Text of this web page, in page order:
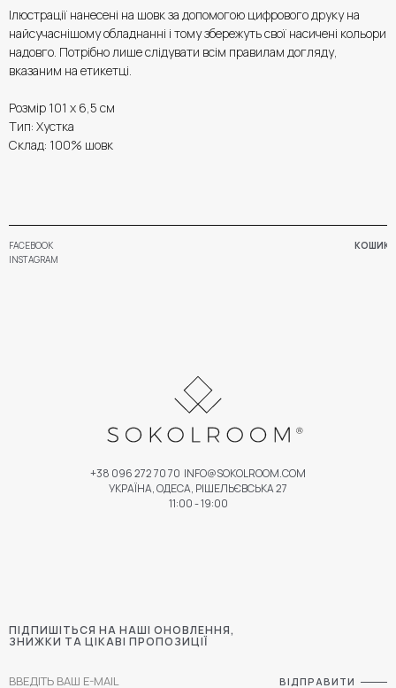
Ілюстрації нанесені на шовк за допомогою цифрового друку на
найсучаснішому обладнанні і тому збережуть свої насичені кольори
надовго. Потрібно лише слідувати всім правилам догляду,
вказаним на етикетці.
Розмір 101 х 6,5 см
Тип: Хустка
Склад: 100% шовк
FACEBOOK КОШИК
ВІДПРАВИТИ
ПІДПИШІТЬСЯ НА НАШІ ОНОВЛЕННЯ,
ЗНИЖКИ ТА ЦІКАВІ ПРОПОЗИЦІЇ
+38 096 272 70 70 INFO@SOKOLROOM.COM
УКРАЇНА, ОДЕСА, РІШЕЛЬЄВСЬКА 27
11:00 - 19:00
INSTAGRAM